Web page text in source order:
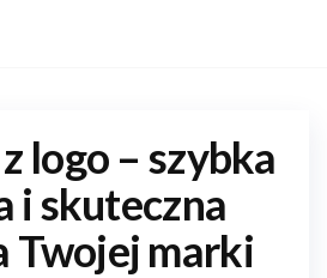
logo – szybka
i skuteczna
Twojej marki